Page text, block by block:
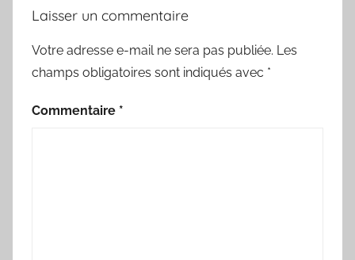
Laisser un commentaire
Votre adresse e-mail ne sera pas publiée. Les
champs obligatoires sont indiqués avec *
Commentaire *